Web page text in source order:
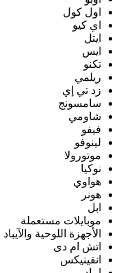
اول كول
اي كيو
ايتل
ايس
تكنو
ريلمي
زد تي إي
سامسونج
شاومي
فيفو
لينوفو
موتورولا
نوكيا
هواوي
هونر
ابل
موبايلات مستعملة
الأجهزة اللوحية والآيباد
اتش ام دى
انفينيكس